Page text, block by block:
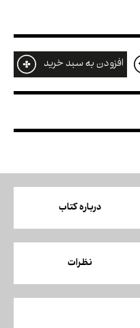
افزودن به سبد خرید
درباره کتاب
نظرات